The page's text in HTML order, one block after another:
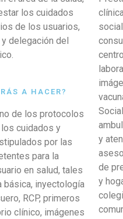
los cuidados
de los usuarios,
delegación del
A HACER?
de los protocolos
cuidados y
por las
para la
en salud, tales
básica, inyectología
RCP, primeros
clínico, imágenes
y
de
y